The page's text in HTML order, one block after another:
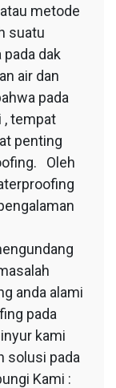
metode
suatu
dak
air dan
pada
, tempat
penting
Oleh
anda alami
pada
kami
solusi pada
Kami :